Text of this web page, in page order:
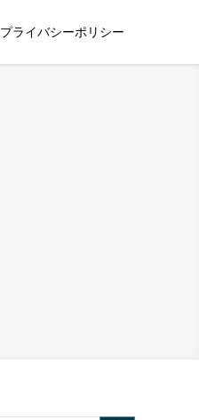
プライバシーポリシー